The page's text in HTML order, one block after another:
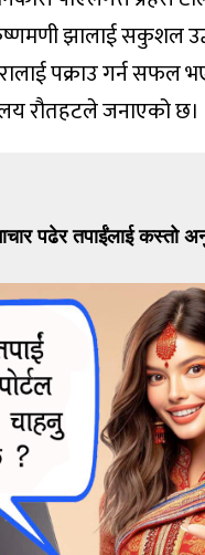
झालाई सकुशल
पक्राउ गर्न सफल
रौतहटले जनाएको छ।
पढेर तपाईंलाई कस्तो